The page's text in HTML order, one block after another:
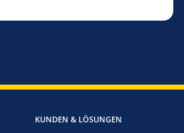
KUNDEN & LÖSUNGEN